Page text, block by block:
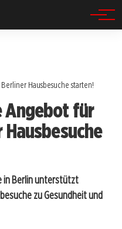
Hausbesuche starten!
Angebot für
in Berlin unterstützt
zu Gesundheit und